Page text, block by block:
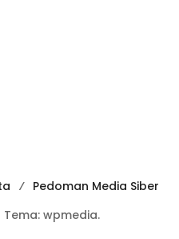
Pedoman Media Siber
Tema: wpmedia.